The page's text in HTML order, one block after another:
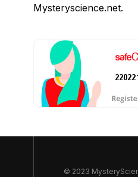
Mysteryscience.net.
© 2023